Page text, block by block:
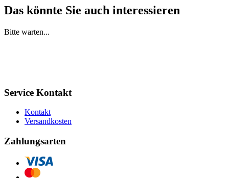
Das könnte Sie auch interessieren
Bitte warten...
Service Kontakt
Kontakt
Versandkosten
Zahlungsarten